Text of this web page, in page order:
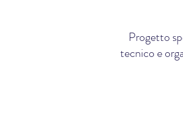
Progetto
tecnico e